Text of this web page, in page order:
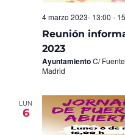
Reunión
2023
4 marzo 2023- 13:00 -
AyuntamientoC/
Madrid
LUN
6